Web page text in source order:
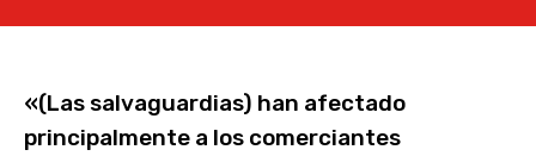
«(Las salvaguardias) han afectado
principalmente a los comerciantes